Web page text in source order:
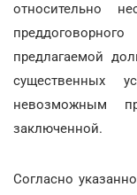
относительно
предлагаемой
существенных
невозможным
заключенной.
Согласно